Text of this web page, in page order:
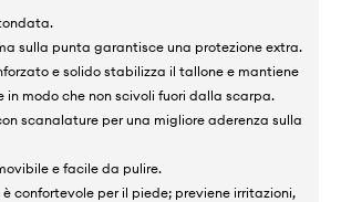
sulla punta garantisce una protezione extra.
e solido stabilizza il tallone e mantiene
in modo che non scivoli fuori dalla scarpa.
scanalature per una migliore aderenza sulla
e facile da pulire.
confortevole per il piede; previene irritazioni,